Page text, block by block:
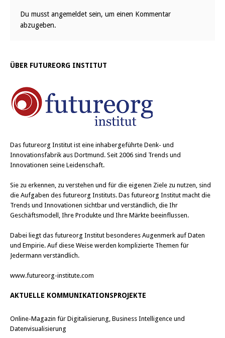
Du musst angemeldet sein, um einen Kommentar
abzugeben.
ÜBER FUTUREORG INSTITUT
Das futureorg Institut ist eine inhabergeführte Denk- und
Innovationsfabrik aus Dortmund. Seit 2006 sind Trends und
Innovationen seine Leidenschaft.
Sie zu erkennen, zu verstehen und für die eigenen Ziele zu nutzen, sind
die Aufgaben des futureorg Instituts. Das futureorg Institut macht die
Trends und Innovationen sichtbar und verständlich, die Ihr
Geschäftsmodell, Ihre Produkte und Ihre Märkte beeinflussen.
Dabei liegt das futureorg Institut besonderes Augenmerk auf Daten
und Empirie. Auf diese Weise werden komplizierte Themen für
Jedermann verständlich.
www.futureorg-institute.com
AKTUELLE KOMMUNIKATIONSPROJEKTE
Online-Magazin für Digitalisierung, Business Intelligence und
Datenvisualisierung